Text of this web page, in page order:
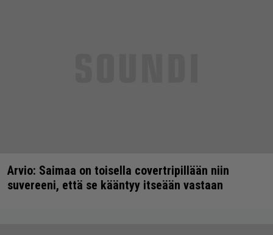
Arvio: Saimaa on toisella covertripillään niin
suvereeni, että se kääntyy itseään vastaan